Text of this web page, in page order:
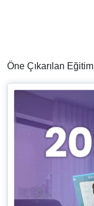
Öne Çıkarılan Eğitim